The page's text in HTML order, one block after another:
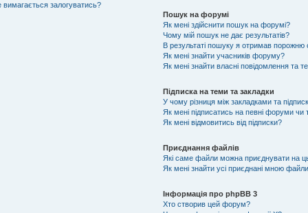
залогуватись?
Пошук на форумі
Як мені здійснити пошук на форумі?
Чому мій пошук не дає результатів?
В результаті пошуку я отримав порожню
Як мені знайти учасників форуму?
Як мені знайти власні повідомлення та
Підписка на теми та закладки
У чому різниця між закладками та
Як мені підписатись на певні форуми чи
Як мені відмовитись від підписки?
Приєднання файлів
Які саме файли можна приєднувати на
Як мені знайти усі приєднані мною
Інформація про phpBB 3
Хто створив цей форум?